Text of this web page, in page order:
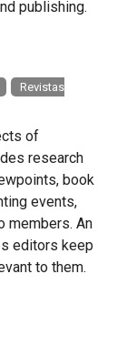
publishing.
Revistas
of
research
book
events,
members. An
editors keep
to them.